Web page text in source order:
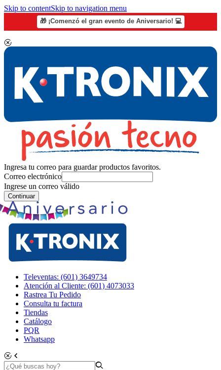
Skip to contentSkip to navigation menu
🎁 ¡Comenzó el gran evento de Aniversario! 💻
Ingresa tu correo para guardar productos favoritos.
Correo electrónico
Ingrese un correo válido
Continuar
Televentas: (601) 3649734
Atención al Cliente: (601) 4073033
Rastrea Tu Pedido
Consulta tu factura
Tiendas
Catálogo
PQR
Whatsapp